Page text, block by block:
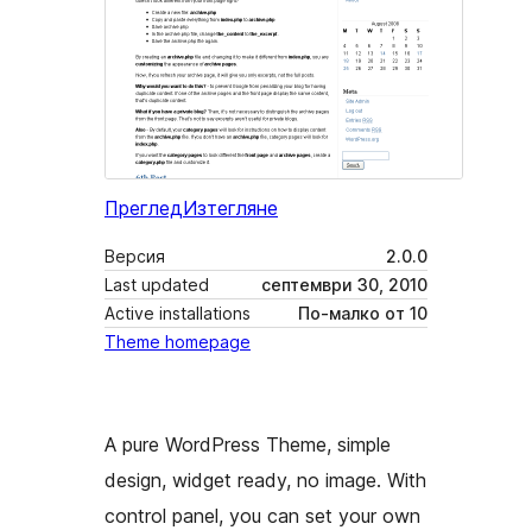
ПрегледИзтегляне
Версия
2.0.0
Last updated
септември 30, 2010
Active installations
По-малко от 10
Theme homepage
A pure WordPress Theme, simple
design, widget ready, no image. With
control panel, you can set your own